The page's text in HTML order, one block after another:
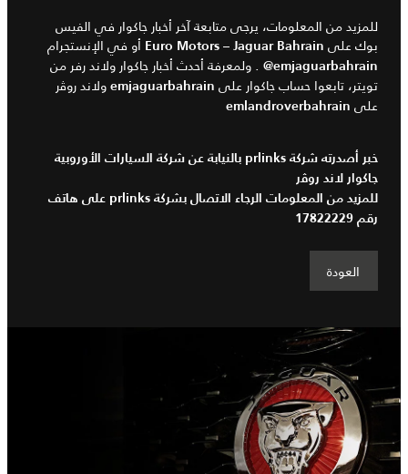
للمزيد من المعلومات، يرجى متابعة آخر أخبار جاكوار في الفيس
بوك على
Euro Motors – Jaguar Bahrain أو في الإنستجرام
emjaguarbahrain@
. ولمعرفة أحدث أخبار جاكوار ولاند رفر من
تويتر، تابعوا حساب جاكوار على emjaguarbahrain ولاند روﭬر
على emlandroverbahrain
خبر أصدرته شركة prlinks بالنيابة عن شركة السيارات الأوروبية
جاكوار لاند روﭬر
للمزيد من المعلومات الرجاء الاتصال بشركة prlinks على هاتف
رقم 17822229
العودة